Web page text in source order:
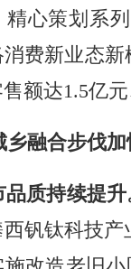
精心策划系
费新业态
额达1.5亿
乡融合步伐
品质持续提升
钒钛科技